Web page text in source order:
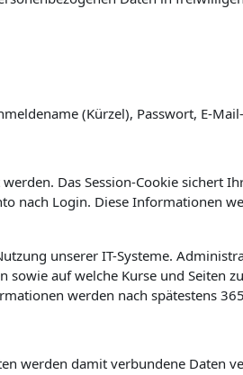
(Kürzel), Passwort, E-
Das Session-Cookie sichert
nach Login. Diese Informationen
unserer IT-Systeme.
auf welche Kurse und Seiten
werden nach spätestens
werden damit verbundene Daten